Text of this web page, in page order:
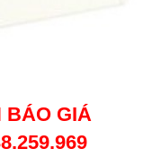
BÁO GIÁ